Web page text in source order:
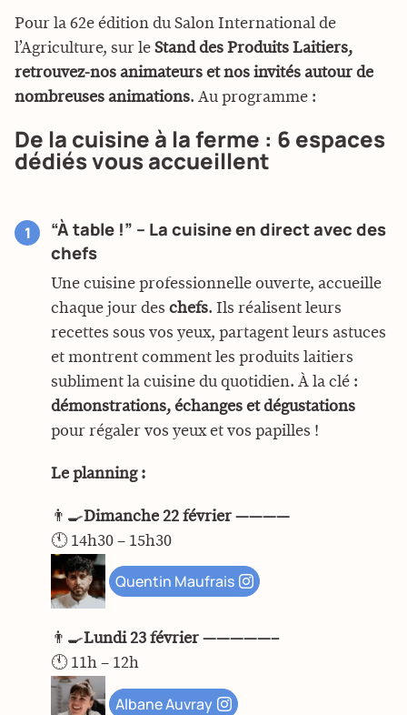
Pour la 62e édition du Salon International de
l’Agriculture, sur le Stand des Produits Laitiers,
retrouvez-nos animateurs et nos invités autour de
nombreuses animations. Au programme :
De la cuisine à la ferme : 6 espaces
dédiés vous accueillent
“À table !” – La cuisine en direct avec des
chefs
Une cuisine professionnelle ouverte, accueille
chaque jour des chefs. Ils réalisent leurs
recettes sous vos yeux, partagent leurs astuces
et montrent comment les produits laitiers
subliment la cuisine du quotidien. À la clé :
démonstrations, échanges et dégustations
pour régaler vos yeux et vos papilles !
Le planning :
👨‍🍳Dimanche 22 février ————
🕚 14h30 – 15h30
Quentin Maufrais
👨‍🍳Lundi 23 février —————–
🕚 11h – 12h
Albane Auvray